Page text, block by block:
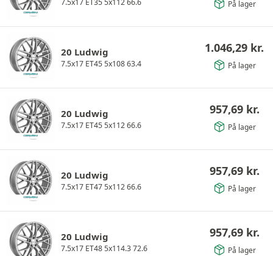
På lager
20 Ludwig
7.5x17 ET45 5x108 63.4
1.046,29 kr.
På lager
20 Ludwig
7.5x17 ET45 5x112 66.6
957,69 kr.
På lager
20 Ludwig
7.5x17 ET47 5x112 66.6
957,69 kr.
På lager
20 Ludwig
7.5x17 ET48 5x114.3 72.6
957,69 kr.
På lager